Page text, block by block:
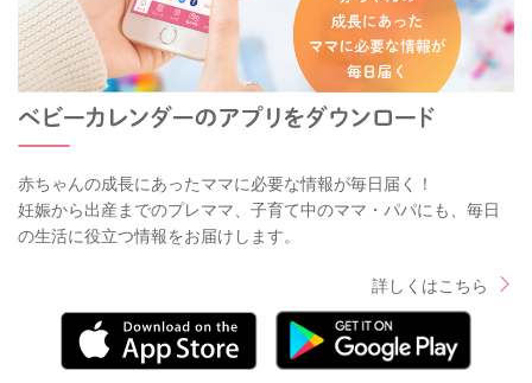
赤ちゃんの成長にあったママに必要な情報が毎日届く！
妊娠から出産までのプレママ、子育て中のママ・パパにも、毎日
の生活に役立つ情報をお届けします。
詳しくはこちら